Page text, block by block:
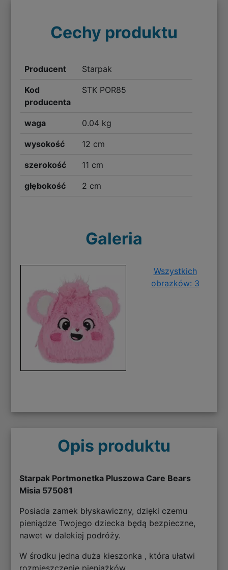
Cechy produktu
Producent Starpak
Kod
producenta
STK POR85
waga 0.04 kg
wysokość 12 cm
szerokość 11 cm
głębokość 2 cm
Galeria
Wszystkich
obrazków: 3
Opis produktu
Starpak Portmonetka Pluszowa Care Bears
Misia 575081
Posiada zamek błyskawiczny, dzięki czemu
pieniądze Twojego dziecka będą bezpieczne,
nawet w dalekiej podróży.
W środku jedna duża kieszonka , która ułatwi
rozmieszczenie pieniążków.